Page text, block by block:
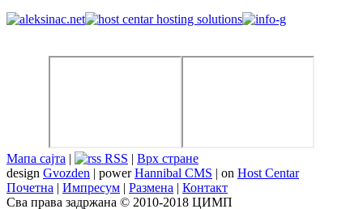
Мапа сајта RSS
Врх стране
design Gvozden | powerHannibal CMS | on Host Centar
Почетна
Импресум Размена
Контакт
Сва права задржана © 2010-2018 ЦИМП